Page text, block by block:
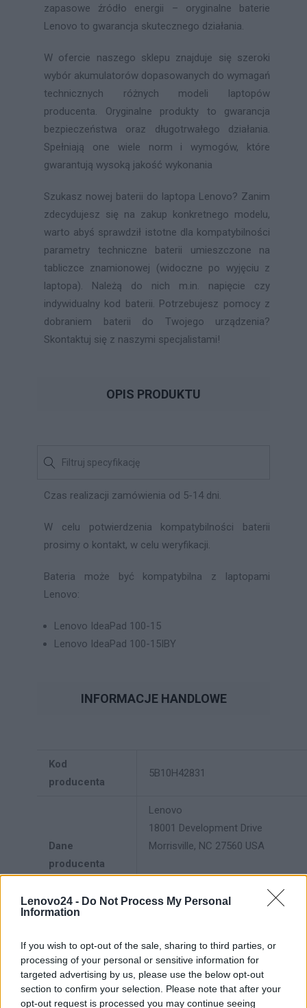
Lenovo24 - Do Not Process My Personal
Information
If you wish to opt-out of the sale, sharing to third parties, or
processing of your personal or sensitive information for
targeted advertising by us, please use the below opt-out
section to confirm your selection. Please note that after your
opt-out request is processed you may continue seeing
zapasowe źródło energii – oryginalne baterie
Lenovo to gwarancja skutecznego działania.
W ofercie naszego sklepu znajduje się szeroki
wybór akumulatorów dopasowanych do wymagań
technicznych różnych modeli laptopów
producenta. Oryginalne produkty to gwarancja
bezpieczeństwa oraz długotrwałego działania.
Spełniają one wiele norm i wymogów, które
gwarantują wysoką jakość wykonania
Szukasz nowej baterii do laptopa Lenovo? Zanim
zdecydujesz się na zakup konkretnego modelu,
warto abyś sprawdził istotne dla kompatybilności
parametry techniczne baterii umieszczone na
tabliczce znamionowej (widoczne po wyjęciu z
laptopa). Należą do nich m.in. napięcie czy
indywidualny kod baterii. Potrzebujesz pomocy z
dobraniem baterii do Twojego urządzenia?
Skontaktuj się z naszymi specjalistami!
OPIS PRODUKTU
Czas realizacji zamówienia od 5-14 dni.
W celu potwierdzenia kompatybilności baterii
prosimy o kontakt, w celu weryfikacji.
Bateria może być kompatybilna z laptopami
Lenovo:
Lenovo IdeaPad 100-15
Lenovo IdeaPad 100-15IBY
INFORMACJE HANDLOWE
Kod
producenta
5B10H42831
Dane
producenta
Lenovo
18001 Development Drive
Morrisville, NC 27560 USA
https://lenovo.com
Podmiot
odpowiedzialny
o.o.
ul. Gottlieba Daimlera 1
02-460 Warszawa
info_pl@lenovo.com